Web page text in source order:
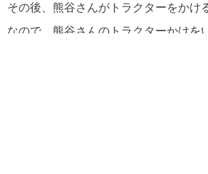
その後、熊谷さんがトラクターをかけ
なので、熊谷さんのトラクターかけを